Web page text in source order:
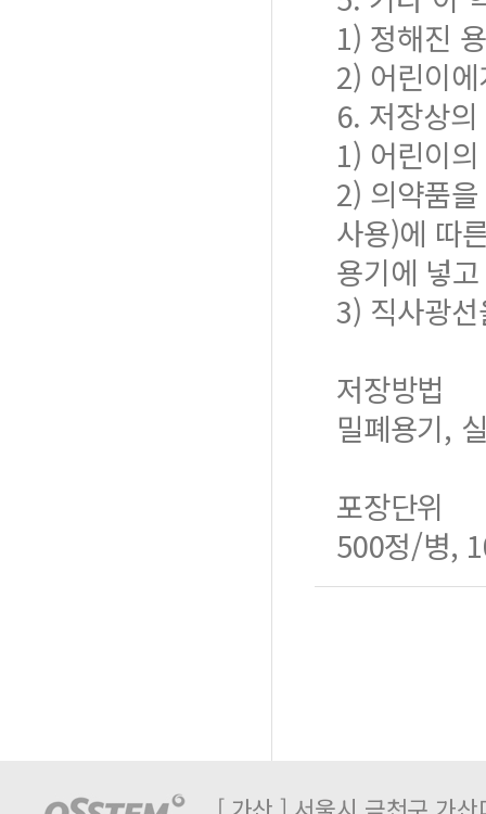
1) 정해진
2) 어린이
6. 저장상
1) 어린이
2) 의약품
사용)에 따
용기에 넣
3) 직사광
저장방법
밀폐용기,
포장단위
500정/병,